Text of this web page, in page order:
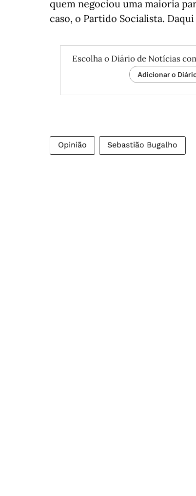
quem negociou uma maioria
caso, o Partido Socialista.
Escolha o Diário de Notícias
Adicionar o
Opinião Sebastião Bugalho